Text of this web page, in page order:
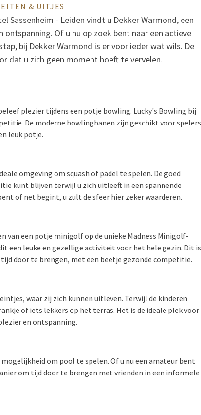
& UITJES
Sassenheim - Leiden vindt u Dekker Warmond, een
Of u nu op zoek bent naar een actieve
bij Dekker Warmond is er voor ieder wat wils. De
dat u zich geen moment hoeft te vervelen.
plezier tijdens een potje bowling. Lucky's Bowling bij
De moderne bowlingbanen zijn geschikt voor spelers
leuk potje.
omgeving om squash of padel te spelen. De goed
kunt blijven terwijl u zich uitleeft in een spannende
of net begint, u zult de sfeer hier zeker waarderen.
van een potje minigolf op de unieke Madness Minigolf-
een leuke en gezellige activiteit voor het hele gezin. Dit is
door te brengen, met een beetje gezonde competitie.
waar zij zich kunnen uitleven. Terwijl de kinderen
of iets lekkers op het terras. Het is de ideale plek voor
en ontspanning.
om pool te spelen. Of u nu een amateur bent
om tijd door te brengen met vrienden in een informele